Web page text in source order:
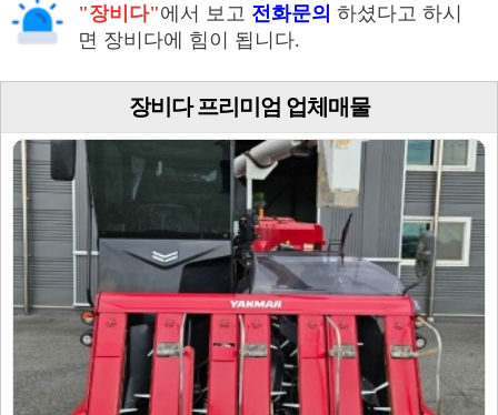
"장비다"에서 보고 전화문의 하셨다고 하시
면 장비다에 힘이 됩니다.
장비다 프리미엄 업체매물